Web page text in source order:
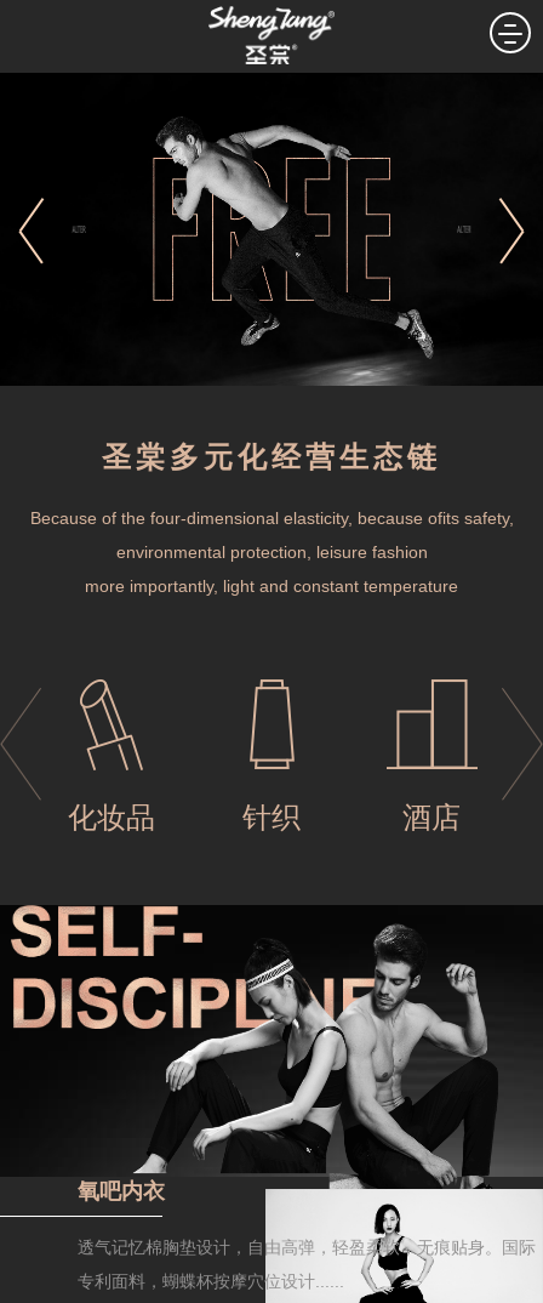
圣棠多元化经营生态链
Because of the four-dimensional elasticity, because ofits safety,
environmental protection, leisure fashion
more importantly, light and constant temperature
化妆品
化妆品
针织
针织
酒店
酒店
氧吧内衣
透气记忆棉胸垫设计，自由高弹，轻盈柔软，无痕贴身。国际
专利面料，蝴蝶杯按摩穴位设计......